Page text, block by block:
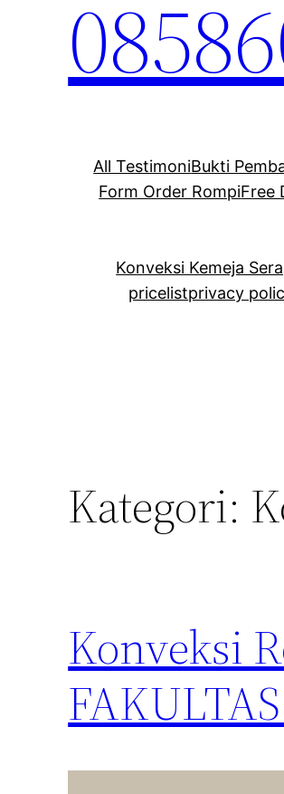
All TestimoniBukti
Form Order RompiFree
Konveksi Kemeja
pricelistprivacy
Kategori:
Konveksi